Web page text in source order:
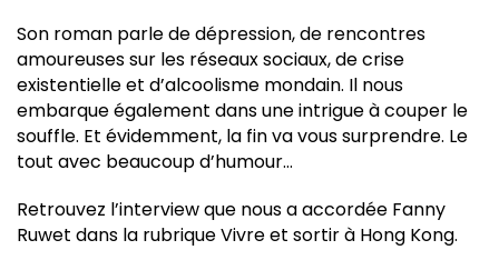
Son roman parle de dépression, de rencontres
amoureuses sur les réseaux sociaux, de crise
existentielle et d’alcoolisme mondain. Il nous
embarque également dans une intrigue à couper le
souffle. Et évidemment, la fin va vous surprendre. Le
tout avec beaucoup d’humour…
Retrouvez l’interview que nous a accordée Fanny
Ruwet dans la rubrique Vivre et sortir à Hong Kong.